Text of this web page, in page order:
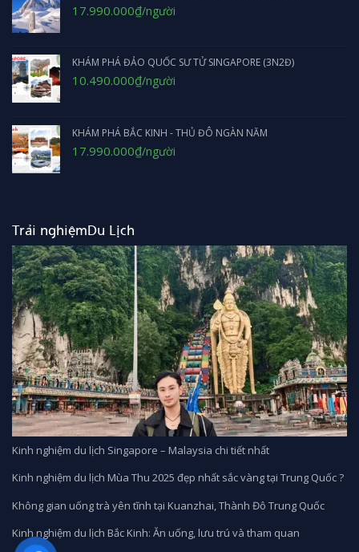
Giá
17.990.000₫Giá
hiện
17.990.000₫.
/người
KHÁM PHÁ ĐẢO QUỐC SƯ TỬ SINGAPORE (3N2Đ)
Giá
10.490.000₫Giá
hiện
10.490.000₫.
/người
KHÁM PHÁ BẮC KINH - THỦ ĐÔ NGÀN NĂM
Giá
17.990.000₫Giá
hiện
/người
Trải nghiệmDu Lịch
Kinh nghiệm du lịch Singapore – Malaysia chi tiết nhất
Kinh nghiệm du lịch Mùa Thu 2025 đẹp nhất sắc vàng tại Trung Quốc ?
Không gian uống trà yên tĩnh tại Kuanzhai, Thành Đô Trung Quốc
Kinh nghiệm du lịch Bắc Kinh: Ăn uống, lưu trú và tham quan